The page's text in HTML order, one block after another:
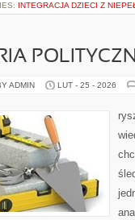
INTEGRACJA DZIECI Z
ADMIN LUT - 25 - 2026